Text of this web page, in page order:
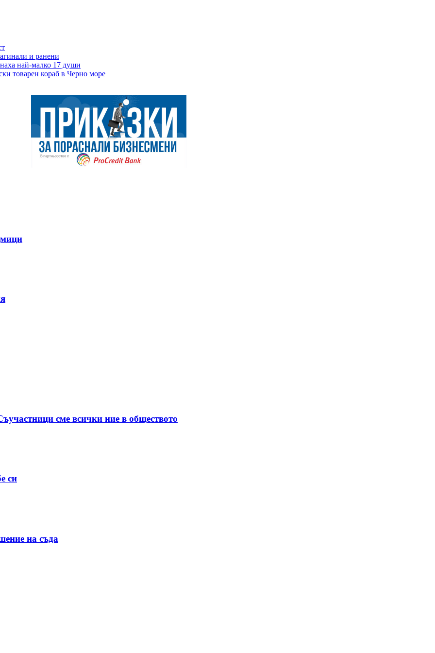
и ранени
най-малко 17 души
товарен кораб в Черно море
сме всички ние в обществото
си
на съда